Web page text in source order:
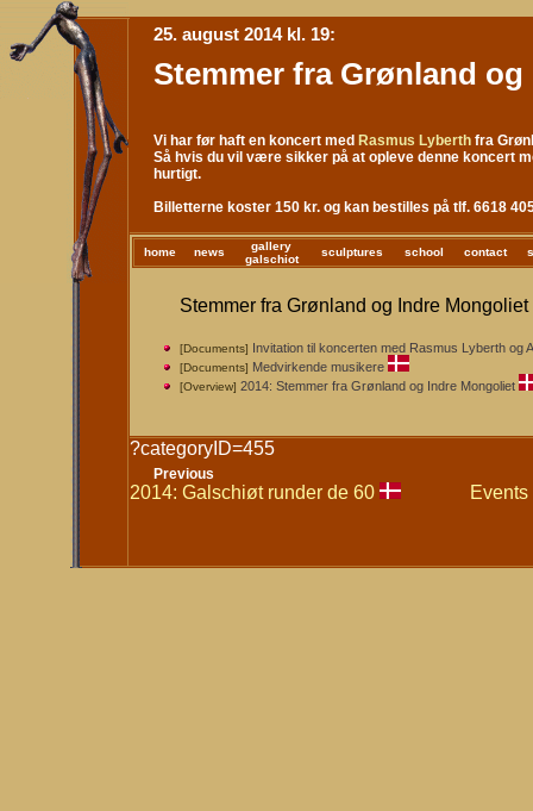
25. august 2014 kl. 19:
Stemmer fra Grønland
Vi har før haft en koncert med Rasmus Lyberth fra
Så hvis du vil være sikker på at opleve denne koncert
hurtigt.
Billetterne koster 150 kr. og kan bestilles på tlf. 6618
home news
gallery
galschiot
sculptures school contact
Stemmer fra Grønland og Indre
[Documents] Invitation til koncerten med Rasmus Lyberth og
[Documents] Medvirkende musikere
[Overview] 2014: Stemmer fra Grønland og Indre Mongoliet
?categoryID=455
Previous
2014: Galschiøt runder de 60